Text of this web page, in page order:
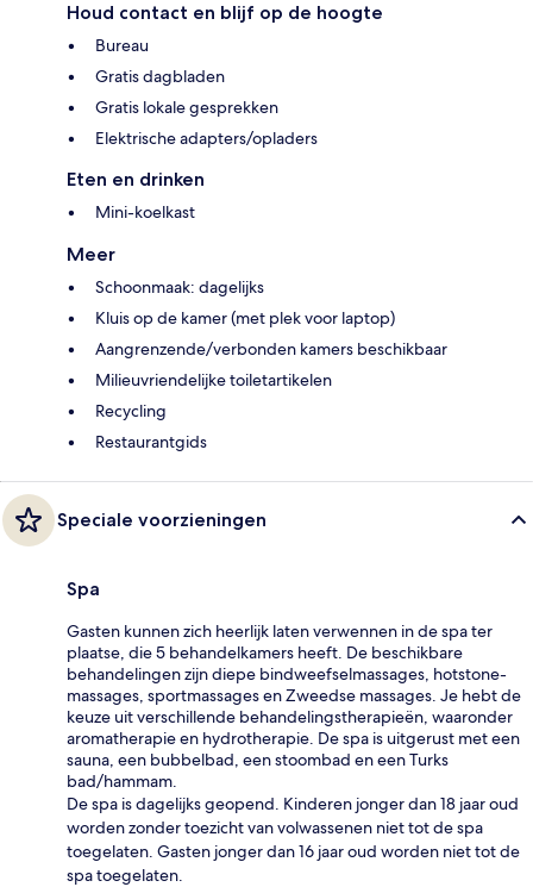
Houd contact en blijf op de hoogte
Bureau
Gratis dagbladen
Gratis lokale gesprekken
Elektrische adapters/opladers
Eten en drinken
Mini-koelkast
Meer
Schoonmaak: dagelijks
Kluis op de kamer (met plek voor laptop)
Aangrenzende/verbonden kamers beschikbaar
Milieuvriendelijke toiletartikelen
Recycling
Restaurantgids
Speciale voorzieningen
Spa
Gasten kunnen zich heerlijk laten verwennen in de spa ter
plaatse, die 5 behandelkamers heeft. De beschikbare
behandelingen zijn diepe bindweefselmassages, hotstone-
massages, sportmassages en Zweedse massages. Je hebt de
keuze uit verschillende behandelingstherapieën, waaronder
aromatherapie en hydrotherapie. De spa is uitgerust met een
sauna, een bubbelbad, een stoombad en een Turks
bad/hammam.
De spa is dagelijks geopend. Kinderen jonger dan 18 jaar oud
worden zonder toezicht van volwassenen niet tot de spa
toegelaten. Gasten jonger dan 16 jaar oud worden niet tot de
spa toegelaten.